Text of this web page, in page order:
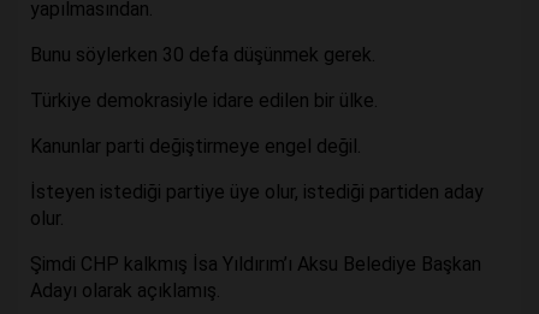
yapılmasından.
Bunu söylerken 30 defa düşünmek gerek.
Türkiye demokrasiyle idare edilen bir ülke.
Kanunlar parti değiştirmeye engel değil.
İsteyen istediği partiye üye olur, istediği partiden aday
olur.
Şimdi CHP kalkmış İsa Yıldırım’ı Aksu Belediye Başkan
Adayı olarak açıklamış.